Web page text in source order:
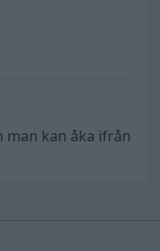
man kan åka ifrån